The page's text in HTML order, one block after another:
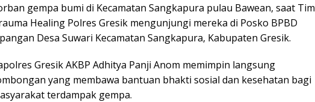
gempa bumi di Kecamatan Sangkapura pulau Bawean, saat Tim
Healing Polres Gresik mengunjungi mereka di Posko BPBD
Desa Suwari Kecamatan Sangkapura, Kabupaten Gresik.
Gresik AKBP Adhitya Panji Anom memimpin langsung
yang membawa bantuan bhakti sosial dan kesehatan bagi
terdampak gempa.